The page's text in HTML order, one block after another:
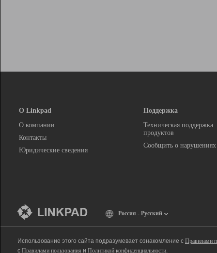
О Linkpad
О компании
Контакты
Юридические сведения
Поддержка
Техническая поддержка
продуктов
Сообщить о нарушениях
Россия - Русский
Использование этого сайта подразумевает ознакомление с Правилами
с Правилами пользования и Политикой конфиденциальности.